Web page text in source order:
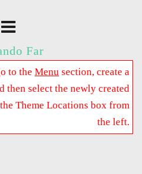
Far
to the Menu section, create a
then select the newly created
Theme Locations box from
the left.